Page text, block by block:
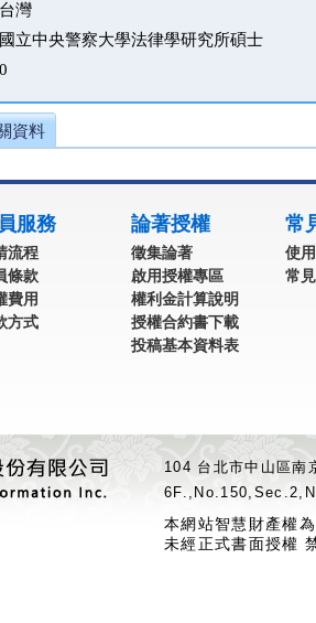
台灣
國立中央警察大學法律學研究所碩士
0
資料
服務
流程
條款
費用
方式
論著授權
徵集論著
啟用授權專區
權利金計算說明
授權合約書下載
投稿基本資料表
常
使
常
104 台北市中山區
本網站智慧財產權
未經正式書面授權